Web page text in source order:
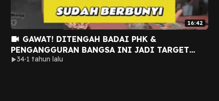
16:42
GAWAT! DITENGAH BADAI PHK &
PENGANGGURAN BANGSA INI JADI TARGET
KELINCI PERCOBAAN WABAH VIRUS
34 1 tahun lalu